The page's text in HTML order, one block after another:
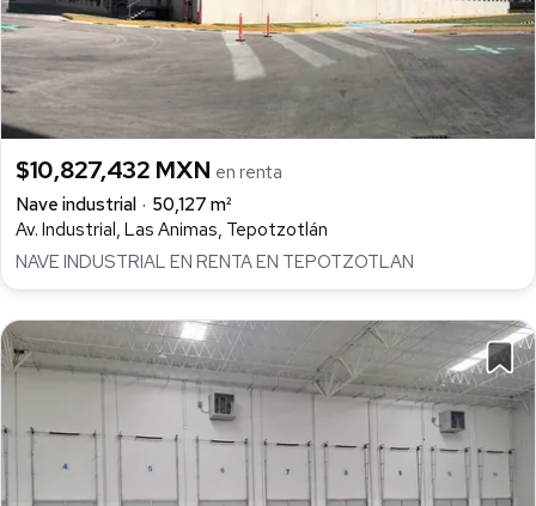
$10,827,432 MXN en renta
Nave industrial
50,127 m²
Av. Industrial, Las Animas, Tepotzotlán
NAVE INDUSTRIAL EN RENTA EN TEPOTZOTLAN